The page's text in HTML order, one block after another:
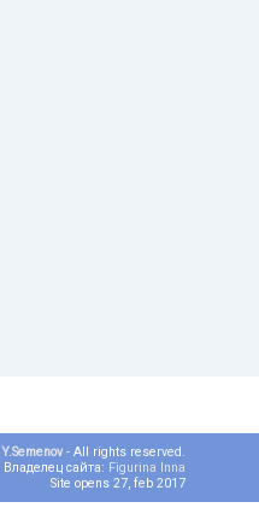
Y.Semenov - All rights reserved.
Владелец сайта: Figurina Inna
Site opens 27, feb 2017